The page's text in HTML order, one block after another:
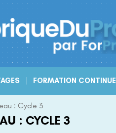
FORMATION CONTINUE
: Cycle 3
: CYCLE 3